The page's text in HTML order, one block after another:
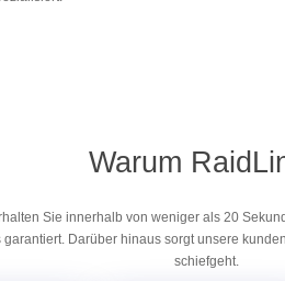
Warum
Sie innerhalb von weniger als 20
Darüber hinaus sorgt unsere
schiefgeht.